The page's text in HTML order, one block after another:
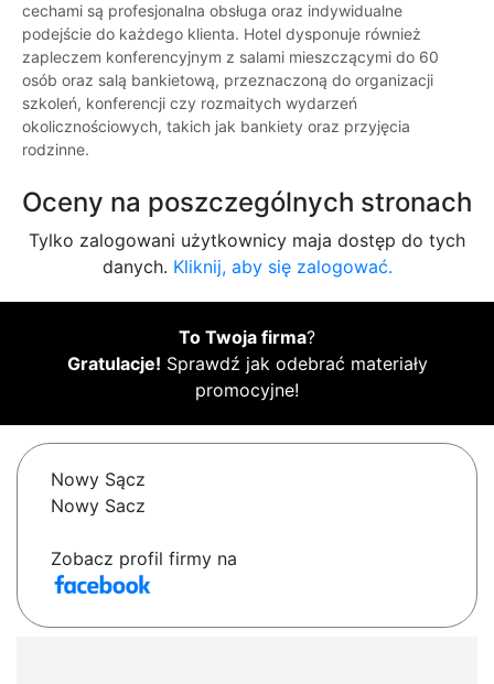
cechami są profesjonalna obsługa oraz indywidualne
podejście do każdego klienta. Hotel dysponuje również
zapleczem konferencyjnym z salami mieszczącymi do 60
osób oraz salą bankietową, przeznaczoną do organizacji
szkoleń, konferencji czy rozmaitych wydarzeń
okolicznościowych, takich jak bankiety oraz przyjęcia
rodzinne.
Oceny na poszczególnych stronach
Tylko zalogowani użytkownicy maja dostęp do tych
danych. Kliknij, aby się zalogować.
To Twoja firma?
Gratulacje! Sprawdź jak odebrać materiały
promocyjne!
Nowy Sącz
Nowy Sacz
Zobacz profil firmy na